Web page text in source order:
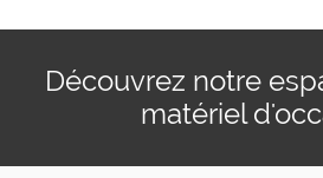
Découvrez notre
matériel